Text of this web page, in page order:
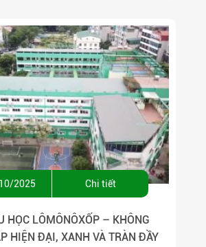
2025 Chi tiết
HỌC LÔMÔNÔXỐP – KHÔNG
HIỆN ĐẠI, XANH VÀ TRÀN ĐẦY